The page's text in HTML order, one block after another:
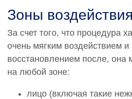
Зоны воздействия
За счет того, что процедура
очень мягким воздействием
восстановлением после, она
на любой зоне:
лицо (включая такие